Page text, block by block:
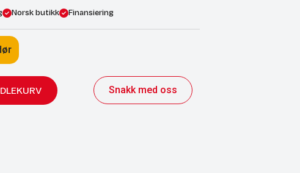
Norsk butikk Finansiering
Snakk med oss